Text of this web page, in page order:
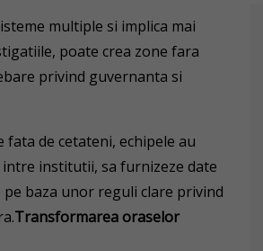
multiple si implica mai
poate crea zone fara
privind guvernanta si
de cetateni, echipele au
institutii, sa furnizeze date
baza unor reguli clare privind
Transformarea oraselor